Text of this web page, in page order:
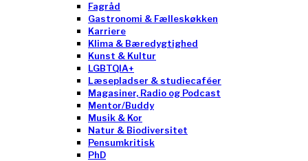
Fagråd
Gastronomi & Fælleskøkken
Karriere
Klima & Bæredygtighed
Kunst & Kultur
LGBTQIA+
Læsepladser & studiecaféer
Magasiner, Radio og Podcast
Mentor/Buddy
Musik & Kor
Natur & Biodiversitet
Pensumkritisk
PhD